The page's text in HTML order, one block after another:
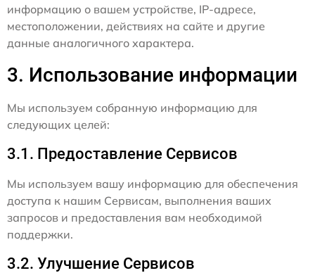
информацию о вашем устройстве, IP-адресе,
местоположении, действиях на сайте и другие
данные аналогичного характера.
3. Использование информации
Мы используем собранную информацию для
следующих целей:
3.1. Предоставление Сервисов
Мы используем вашу информацию для обеспечения
доступа к нашим Сервисам, выполнения ваших
запросов и предоставления вам необходимой
поддержки.
3.2. Улучшение Сервисов